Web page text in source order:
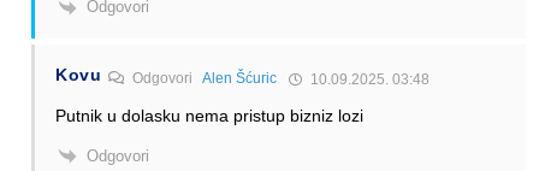
Odgovori
Kovu Odgovori Alen Šćuric 10.09.2025. 03:48
Putnik u dolasku nema pristup bizniz lozi
Odgovori